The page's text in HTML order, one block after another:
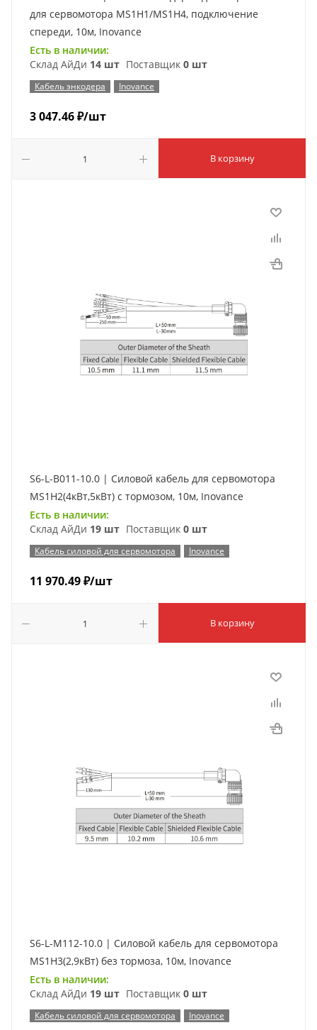
для сервомотора MS1H1/MS1H4, подключение
спереди, 10м, Inovance
Есть в наличии:
Склад АйДи 14 шт Поставщик 0 шт
Кабель энкодера Inovance
3 047.46₽/шт
В корзину
S6-L-B011-10.0 | Силовой кабель для сервомотора
MS1H2(4кВт,5кВт) с тормозом, 10м, Inovance
Есть в наличии:
Склад АйДи 19 шт Поставщик 0 шт
Кабель силовой для сервомотора Inovance
11 970.49₽/шт
В корзину
S6-L-M112-10.0 | Силовой кабель для сервомотора
MS1H3(2,9кВт) без тормоза, 10м, Inovance
Есть в наличии:
Склад АйДи 19 шт Поставщик 0 шт
Кабель силовой для сервомотора Inovance